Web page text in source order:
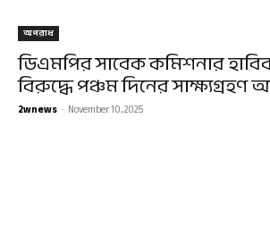
অপরাধ
ডিএমপির সাবেক কমিশনার
বিরুদ্ধে পঞ্চম দিনের
2wnews - November 10, 2025